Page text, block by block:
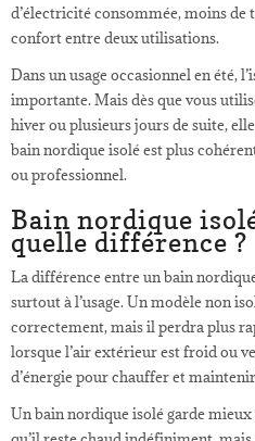
d’électricité consommée, moins de
confort entre deux utilisations.
Dans un usage occasionnel en été,
importante. Mais dès que vous
hiver ou plusieurs jours de suite,
bain nordique isolé est plus
ou professionnel.
Bain nordique
quelle différence ?
La différence entre un bain
surtout à l’usage. Un modèle non
correctement, mais il perdra plus
lorsque l’air extérieur est froid ou
d’énergie pour chauffer et
Un bain nordique isolé garde